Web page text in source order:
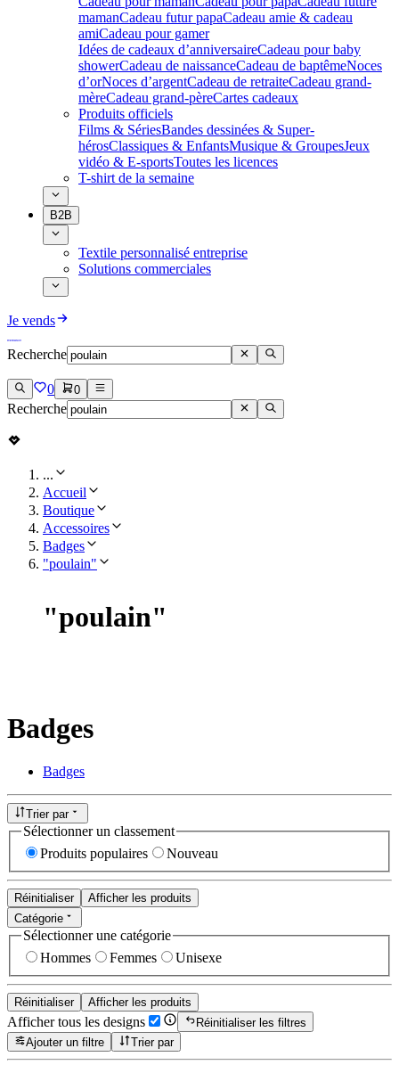
mamanCadeau futur papaCadeau amie & cadeau
amiCadeau pour gamer
Idées de cadeaux d’anniversaireCadeau pour baby
showerCadeau de naissanceCadeau de baptêmeNoces
d’orNoces d’argentCadeau de retraiteCadeau grand-
mèreCadeau grand-pèreCartes cadeaux
Produits officiels
Films & SériesBandes dessinées & Super-
hérosClassiques & EnfantsMusique & GroupesJeux
vidéo & E-sportsToutes les licences
T-shirt de la semaine
B2B
Textile personnalisé entreprise
Solutions commerciales
Je vends
Recherche
0 0
Recherche
...
Accueil
Boutique
Accessoires
Badges
"poulain"
"poulain"
Badges
Badges
Trier par
Sélectionner un classement
Produits populaires
Nouveau
Réinitialiser
Afficher les produits
Catégorie
Sélectionner une catégorie
Hommes
Femmes Unisexe
Réinitialiser Afficher les produits
Afficher tous les designs
Réinitialiser les filtres
Ajouter un filtre
Trier par